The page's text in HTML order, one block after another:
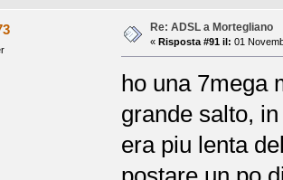
Re: ADSL a Mortegliano
« Risposta #91 il: 01
ho una 7mega
grande salto,
era piu lenta